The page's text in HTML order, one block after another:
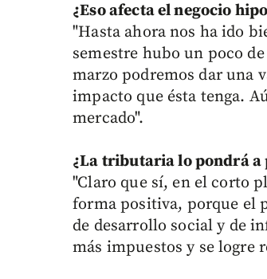
¿Eso afecta el negocio
"Hasta ahora nos ha ido
semestre hubo un poco
marzo podremos dar una
impacto que ésta tenga.
mercado".
¿La tributaria lo pondrá a
"Claro que sí, en el corto
forma positiva, porque el
de desarrollo social y de
más impuestos y se logre